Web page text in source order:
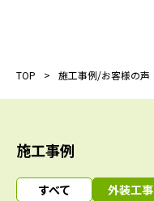
TOP 施工事例/お客様の声
施工事例
すべて 外装工事